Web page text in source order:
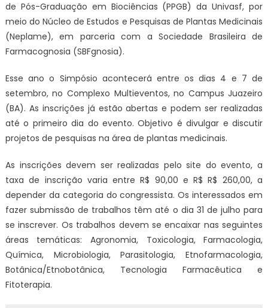
de Pós-Graduação em Biociências (PPGB) da Univasf, por
meio do Núcleo de Estudos e Pesquisas de Plantas Medicinais
(Neplame), em parceria com a Sociedade Brasileira de
Farmacognosia (SBFgnosia).
Esse ano o Simpósio acontecerá entre os dias 4 e 7 de
setembro, no Complexo Multieventos, no Campus Juazeiro
(BA). As inscrições já estão abertas e podem ser realizadas
até o primeiro dia do evento. Objetivo é divulgar e discutir
projetos de pesquisas na área de plantas medicinais.
As inscrições devem ser realizadas pelo site do evento, a
taxa de inscrição varia entre R$ 90,00 e R$ R$ 260,00, a
depender da categoria do congressista. Os interessados em
fazer submissão de trabalhos têm até o dia 31 de julho para
se inscrever. Os trabalhos devem se encaixar nas seguintes
áreas temáticas: Agronomia, Toxicologia, Farmacologia,
Química, Microbiologia, Parasitologia, Etnofarmacologia,
Botânica/Etnobotânica, Tecnologia Farmacêutica e
Fitoterapia.